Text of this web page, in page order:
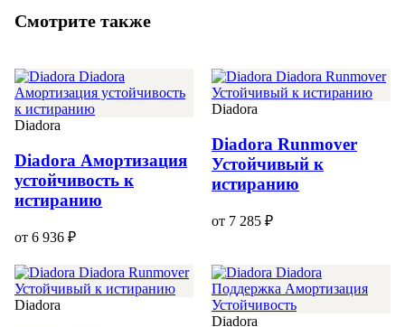
Смотрите также
Diadora
Diadora Амортизация
устойчивость к
истиранию
от 6 936 ₽
Diadora
Diadora Runmover
Устойчивый к
истиранию
от 7 285 ₽
Diadora
Diadora